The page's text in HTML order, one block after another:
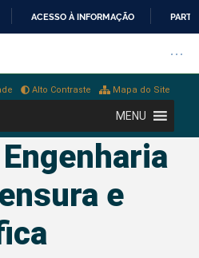
CONTEÚDO
ACESSO À INFORMAÇÃO
da
Mapa do Site
Alto Contraste
MENU
e